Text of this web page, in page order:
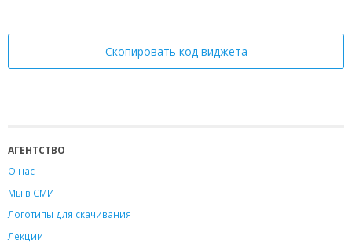
Скопировать код виджета
АГЕНТСТВО
О нас
Мы в СМИ
Логотипы для скачивания
Лекции